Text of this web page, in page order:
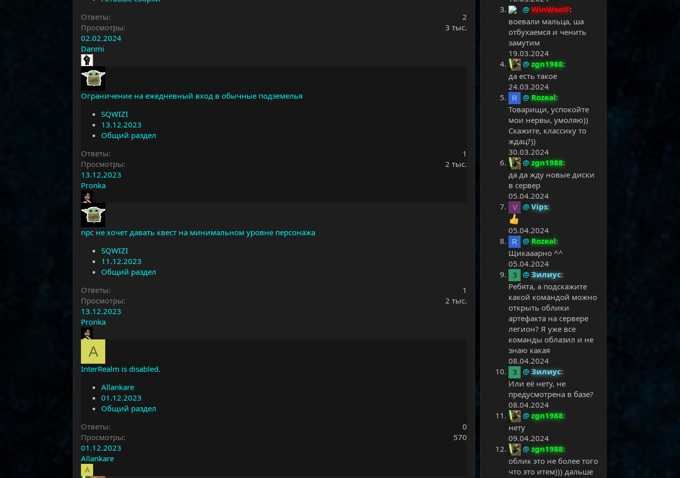
Ответы
2
Просмотры
3 тыс.
02.02.2024
Danmi
Ограничение на ежедневный вход в обычные подземелья
SQWIZI
13.12.2023
Общий раздел
Ответы
1
Просмотры
2 тыс.
13.12.2023
Pronka
npc не хочет давать квест на минимальном уровне персонажа
SQWIZI
11.12.2023
Общий раздел
Ответы
1
Просмотры
2 тыс.
13.12.2023
Pronka
A
InterRealm is disabled.
Allankare
01.12.2023
Общий раздел
Ответы
0
Просмотры
570
01.12.2023
Allankare
A
@ WinWoolF:
воевали мальца, ша
отбухаемся и ченить
замутим
19.03.2024
@ zgn1988:
да есть такое
24.03.2024
R @ Rozeal:
Товарищи, успокойте
мои нервы, умоляю))
Скажите, классику то
ждац?))
30.03.2024
@ zgn1988:
да да жду новые диски
в сервер
05.04.2024
V @ Vips:
05.04.2024
R @ Rozeal:
Щикааарно ^^
05.04.2024
З @ Зилиус:
Ребята, а подскажите
какой командой можно
открыть облики
артефакта на сервере
легион? Я уже все
команды облазил и не
знаю какая
08.04.2024
З @ Зилиус:
Или еë нету, не
предусмотрена в базе?
08.04.2024
@ zgn1988:
нету
09.04.2024
@ zgn1988:
облик это не более того
что это итем))) дальше